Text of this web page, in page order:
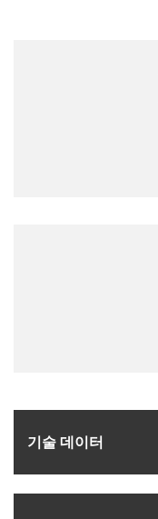
기술 데이터